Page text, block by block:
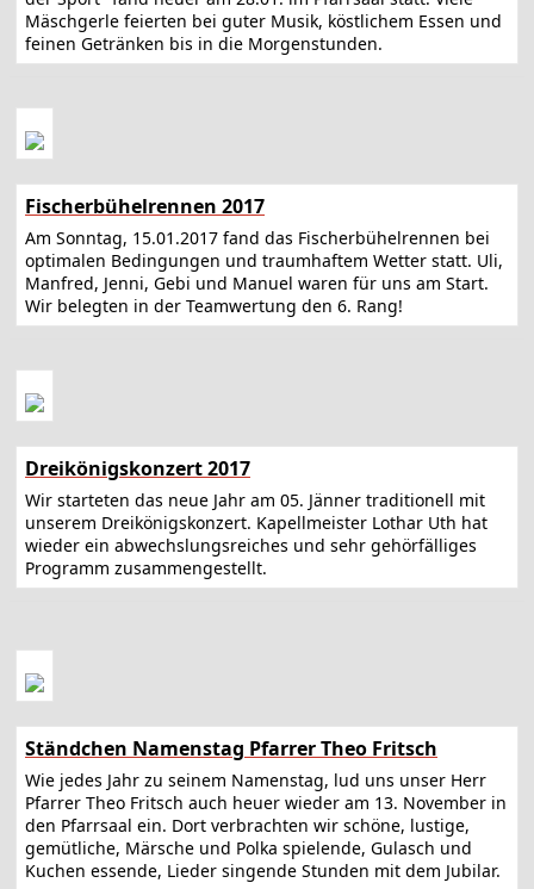
Mäschgerle feierten bei guter Musik, köstlichem Essen und
feinen Getränken bis in die Morgenstunden.
Fischerbühelrennen 2017
Am Sonntag, 15.01.2017 fand das Fischerbühelrennen bei
optimalen Bedingungen und traumhaftem Wetter statt. Uli,
Manfred, Jenni, Gebi und Manuel waren für uns am Start.
Wir belegten in der Teamwertung den 6. Rang!
Dreikönigskonzert 2017
Wir starteten das neue Jahr am 05. Jänner traditionell mit
unserem Dreikönigskonzert. Kapellmeister Lothar Uth hat
wieder ein abwechslungsreiches und sehr gehörfälliges
Programm zusammengestellt.
Ständchen Namenstag Pfarrer Theo Fritsch
Wie jedes Jahr zu seinem Namenstag, lud uns unser Herr
Pfarrer Theo Fritsch auch heuer wieder am 13. November in
den Pfarrsaal ein. Dort verbrachten wir schöne, lustige,
gemütliche, Märsche und Polka spielende, Gulasch und
Kuchen essende, Lieder singende Stunden mit dem Jubilar.